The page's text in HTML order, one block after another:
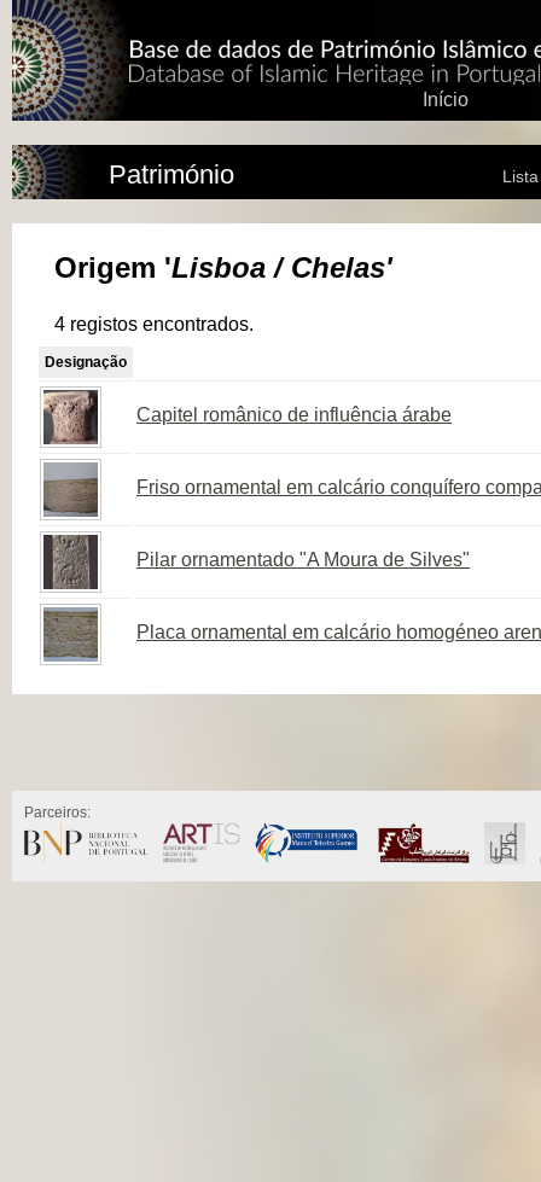
Início
Património
Origem 'Lisboa / Chelas'
4 registos encontrados.
Designação
Capitel românico de influência árabe
Friso ornamental em calcário conquífero
Pilar ornamentado "A Moura de Silves"
Placa ornamental em calcário homogéneo
Parceiros: